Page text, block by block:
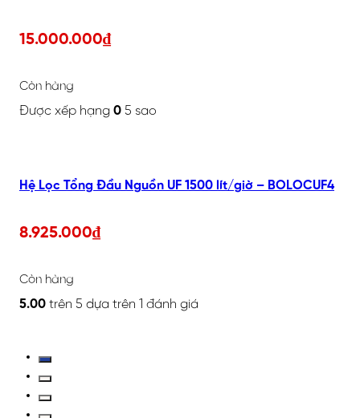
15.000.000₫
Còn hàng
Được xếp hạng 0 5 sao
Hệ Lọc Tổng Đầu Nguồn UF 1500 lít/giờ – BOLOCUF4
8.925.000₫
Còn hàng
5.00 trên 5 dựa trên 1 đánh giá